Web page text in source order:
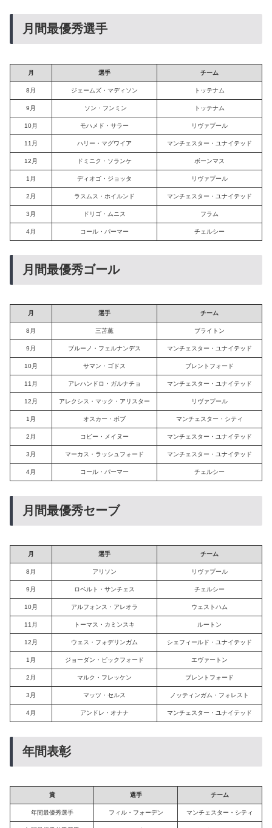
月間最優秀選手
月 選手 チーム
8月 ジェームズ・マディソン トッテナム
9月 ソン・フンミン トッテナム
10月 モハメド・サラー リヴァプール
11月 ハリー・マグワイア マンチェスター・ユナイテッド
12月 ドミニク・ソランケ ボーンマス
1月 ディオゴ・ジョッタ リヴァプール
2月 ラスムス・ホイルンド マンチェスター・ユナイテッド
3月 ドリゴ・ムニス フラム
4月 コール・パーマー チェルシー
月間最優秀ゴール
月 選手 チーム
8月 三苫薫 ブライトン
9月 ブルーノ・フェルナンデス マンチェスター・ユナイテッド
10月 サマン・ゴドス ブレントフォード
11月 アレハンドロ・ガルナチョ マンチェスター・ユナイテッド
12月 アレクシス・マック・アリスター リヴァプール
1月 オスカー・ボブ マンチェスター・シティ
2月 コビー・メイヌー マンチェスター・ユナイテッド
3月 マーカス・ラッシュフォード マンチェスター・ユナイテッド
4月 コール・パーマー チェルシー
月間最優秀セーブ
月 選手 チーム
8月 アリソン リヴァプール
9月 ロベルト・サンチェス チェルシー
10月 アルフォンス・アレオラ ウェストハム
11月 トーマス・カミンスキ ルートン
12月 ウェス・フォデリンガム シェフィールド・ユナイテッド
1月 ジョーダン・ピックフォード エヴァートン
2月 マルク・フレッケン ブレントフォード
3月 マッツ・セルス ノッティンガム・フォレスト
4月 アンドレ・オナナ マンチェスター・ユナイテッド
年間表彰
賞 選手 チーム
年間最優秀選手 フィル・フォーデン マンチェスター・シティ